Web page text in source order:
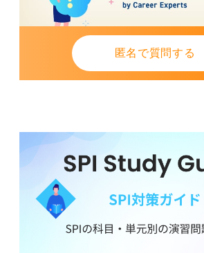
匿名で質問する